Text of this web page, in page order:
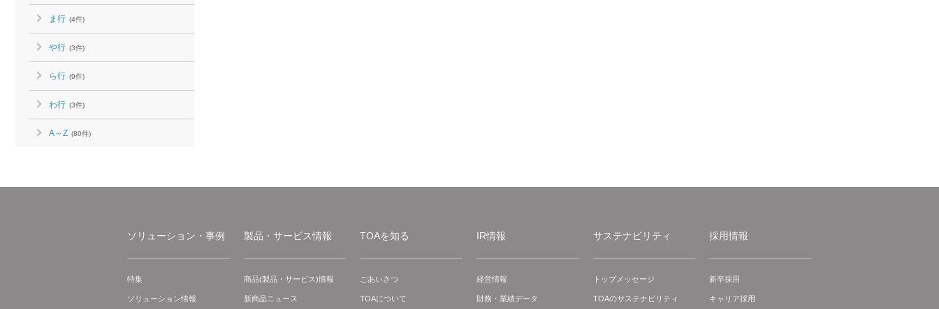
ま行 (4件)
や行 (3件)
ら行 (9件)
わ行 (3件)
A～Z (80件)
ソリューション・事例
特集
ソリューション情報
製品・サービス情報
商品(製品・サービス)情報
新商品ニュース
TOAを知る
ごあいさつ
TOAについて
IR情報
経営情報
財務・業績データ
サステナビリティ
トップメッセージ
TOAのサステナビリティ
採用情報
新卒採用
キャリア採用